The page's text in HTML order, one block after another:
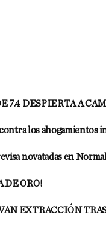
7.4 DESPIERTA A
los ahogamientos
novatadas en
DE ORO!
EXTRACCIÓN